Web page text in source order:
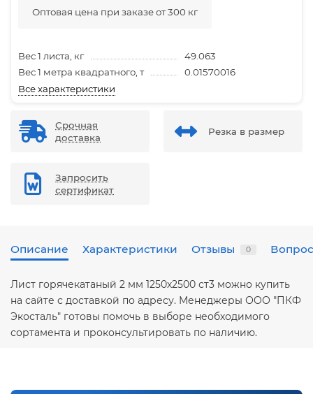
Оптовая цена при заказе от 300 кг
Вес 1 листа, кг
49.063
Вес 1 метра квадратного, т
0.01570016
Все характеристики
Срочная
доставка
Резка в размер
Запросить
сертификат
Описание Характеристики Отзывы 0
Лист горячекатаный 2 мм 1250х2500 ст3 можно купить
на сайте с доставкой по адресу. Менеджеры ООО "ПКФ
Экосталь" готовы помочь в выборе необходимого
сортамента и проконсультировать по наличию.